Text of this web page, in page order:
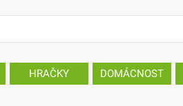
HRAČKY DOMÁCNOST